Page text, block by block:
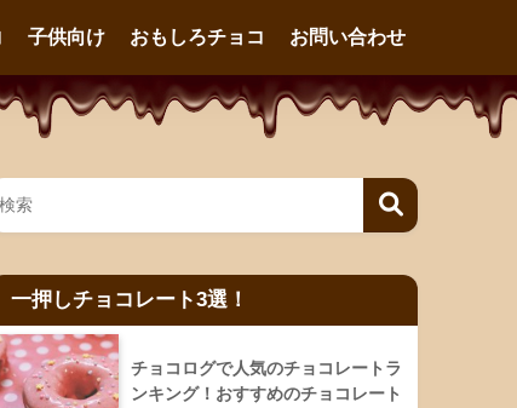
子供向け おもしろチョコ お問い合わせ
一押しチョコレート3選！
チョコログで人気のチョコレートラ
ンキング！おすすめのチョコレート